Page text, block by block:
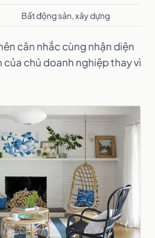
Bất động sản, xây dựng
cân nhắc cùng nhận diện
của chủ doanh nghiệp thay vì